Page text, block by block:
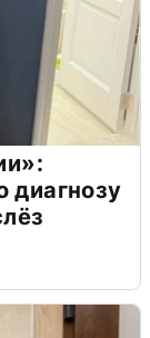
диагнозу